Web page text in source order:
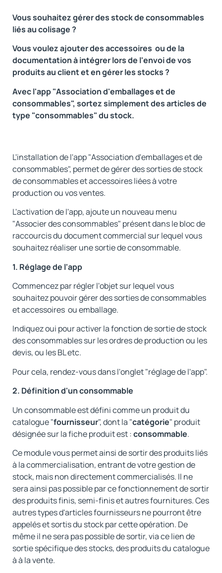
Vous souhaitez gérer des stock de consommables
liés au colisage ?
Vous voulez ajouter des accessoires ou de la
documentation à intégrer lors de l'envoi de vos
produits au client et en gérer les stocks ?
Avec l'app "Association d'emballages et de
consommables", sortez simplement des articles de
type "consommables" du stock.
L'installation de l'app "Association d'emballages et de
consommables", permet de gérer des sorties de stock
de consommables et accessoires liées à votre
production ou vos ventes.
L'activation de l'app, ajoute un nouveau menu
"Associer des consommables" présent dans le bloc de
raccourcis du document commercial sur lequel vous
souhaitez réaliser une sortie de consommable.
1. Réglage de l'app
Commencez par régler l'objet sur lequel vous
souhaitez pouvoir gérer des sorties de consommables
et accessoires ou emballage.
Indiquez oui pour activer la fonction de sortie de stock
des consommables sur les ordres de production ou les
devis, ou les BL etc.
Pour cela, rendez-vous dans l'onglet "réglage de l'app".
2. Définition d'un consommable
Un consommable est défini comme un produit du
catalogue "fournisseur", dont la "catégorie" produit
désignée sur la fiche produit est :consommable.
Ce module vous permet ainsi de sortir des produits liés
à la commercialisation, entrant de votre gestion de
stock, mais non directement commercialisés. Il ne
sera ainsi pas possible par ce fonctionnement de sortir
des produits finis, semi-finis et autres fournitures. Ces
autres types d'articles fournisseurs ne pourront être
appelés et sortis du stock par cette opération. De
même il ne sera pas possible de sortir, via ce lien de
sortie spécifique des stocks, des produits du catalogue
à à la vente.